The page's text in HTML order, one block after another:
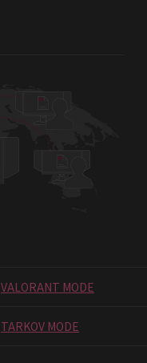
VALORANT MODE
TARKOV MODE